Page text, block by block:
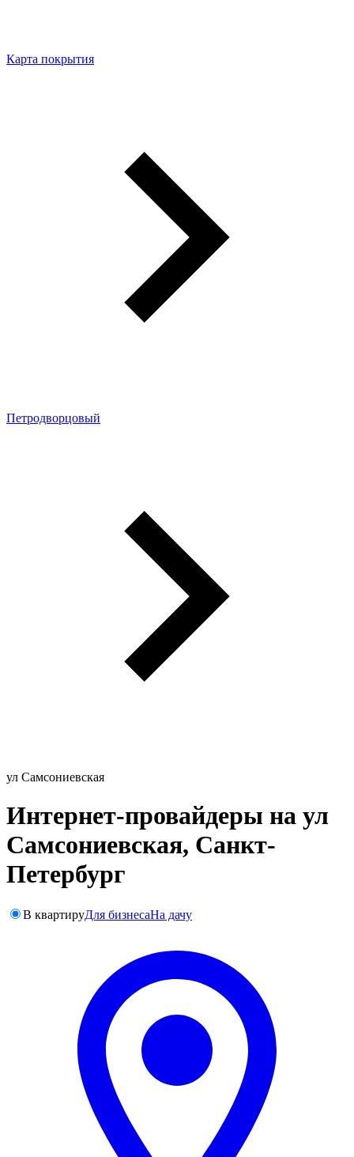
Карта покрытия
Петродворцовый
ул Самсониевская
Интернет-провайдеры на ул
Самсониевская, Санкт-
Петербург
В квартируДля бизнесаНа дачу